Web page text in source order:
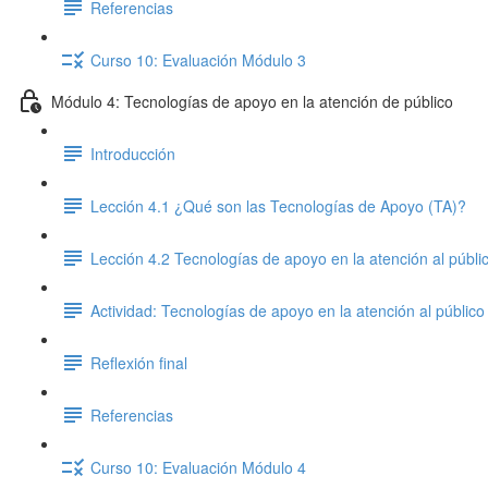
Referencias
Curso 10: Evaluación Módulo 3
Módulo 4: Tecnologías de apoyo en la atención de público
Introducción
Lección 4.1 ¿Qué son las Tecnologías de Apoyo (TA)?
Lección 4.2 Tecnologías de apoyo en la atención al
Actividad: Tecnologías de apoyo en la atención al público
Reflexión final
Referencias
Curso 10: Evaluación Módulo 4